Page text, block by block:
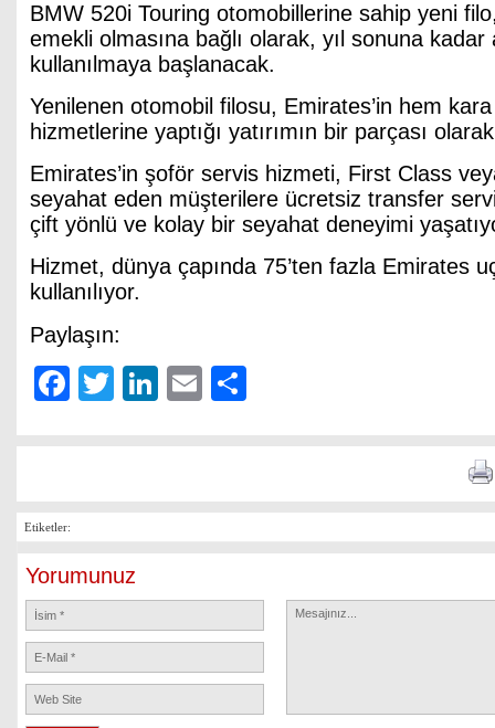
BMW 520i Touring otomobillerine sahip yeni
emekli olmasına bağlı olarak, yıl sonuna kadar
kullanılmaya başlanacak.
Yenilenen otomobil filosu, Emirates’in hem
hizmetlerine yaptığı yatırımın bir parçası
Emirates’in şoför servis hizmeti, First Class
seyahat eden müşterilere ücretsiz transfer
çift yönlü ve kolay bir seyahat deneyimi
Hizmet, dünya çapında 75’ten fazla Emirates
kullanılıyor.
Paylaşın:
Facebook
TwitterLinkedIn
Email
Etiketler:
Yorumunuz